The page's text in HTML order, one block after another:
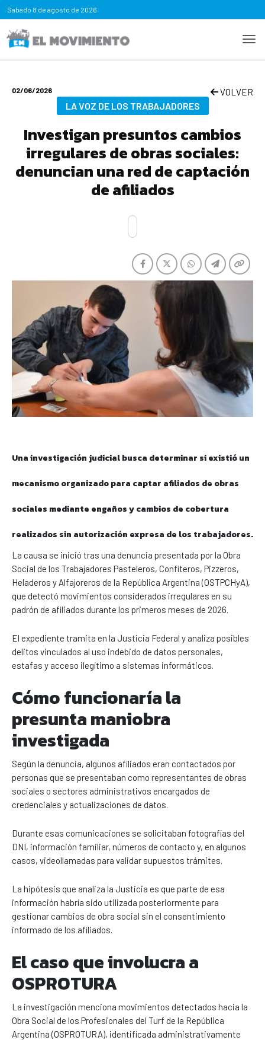
Sabado 8 de agosto de 2026
02/06/2026 VOLVER
LA VOZ DE LOS TRABAJADORES
Investigan presuntos cambios
irregulares de obras sociales:
denuncian una red de captación
de afiliados
Una investigación judicial busca determinar si existió un
mecanismo organizado para captar afiliados de obras
sociales mediante engaños y cambios de cobertura
realizados sin autorización expresa de los trabajadores.
La causa se inició tras una denuncia presentada por la Obra
Social de los Trabajadores Pasteleros, Confiteros, Pizzeros,
Heladeros y Alfajoreros de la República Argentina (OSTPCHyA),
que detectó movimientos considerados irregulares en su
padrón de afiliados durante los primeros meses de 2026.
El expediente tramita en la Justicia Federal y analiza posibles
delitos vinculados al uso indebido de datos personales,
estafas y acceso ilegítimo a sistemas informáticos.
Cómo funcionaría la
presunta maniobra
investigada
Según la denuncia, algunos afiliados eran contactados por
personas que se presentaban como representantes de obras
sociales o sectores administrativos encargados de
credenciales y actualizaciones de datos.
Durante esas comunicaciones se solicitaban fotografías del
DNI, información familiar, números de contacto y, en algunos
casos, videollamadas para validar supuestos trámites.
La hipótesis que analiza la Justicia es que parte de esa
información habría sido utilizada posteriormente para
gestionar cambios de obra social sin el consentimiento
informado de los afiliados.
El caso que involucra a
OSPROTURA
La investigación menciona movimientos detectados hacia la
Obra Social de los Profesionales del Turf de la República
Argentina (OSPROTURA), identificada administrativamente